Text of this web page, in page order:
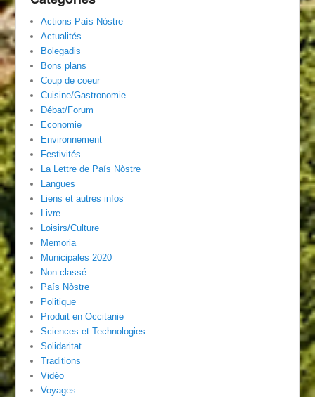
Actions País Nòstre
Actualités
Bolegadis
Bons plans
Coup de coeur
Cuisine/Gastronomie
Débat/Forum
Economie
Environnement
Festivités
La Lettre de País Nòstre
Langues
Liens et autres infos
Livre
Loisirs/Culture
Memoria
Municipales 2020
Non classé
País Nòstre
Politique
Produit en Occitanie
Sciences et Technologies
Solidaritat
Traditions
Vidéo
Voyages